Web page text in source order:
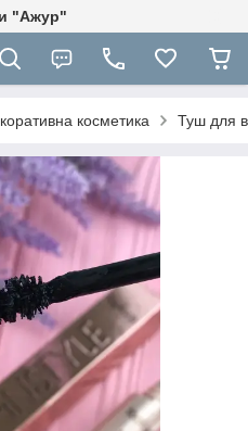
"Ажур"
косметика Туш для